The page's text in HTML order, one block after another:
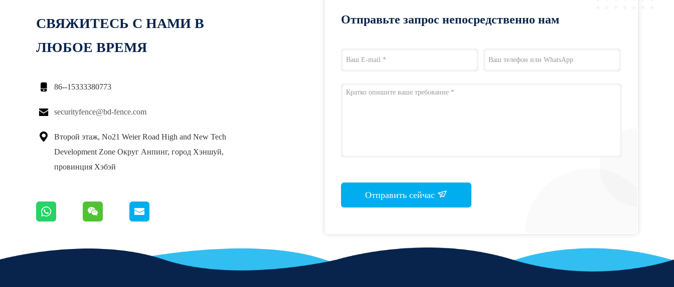
СВЯЖИТЕСЬ С НАМИ В
ЛЮБОЕ ВРЕМЯ
 86--15333380773
 securityfence@bd-fence.com

Второй этаж, No21 Weier Road High and New Tech
Development Zone Округ Анпинг, город Хэншуй,
провинция Хэбэй
Отправьте запрос непосредственно нам
Отправить сейчас